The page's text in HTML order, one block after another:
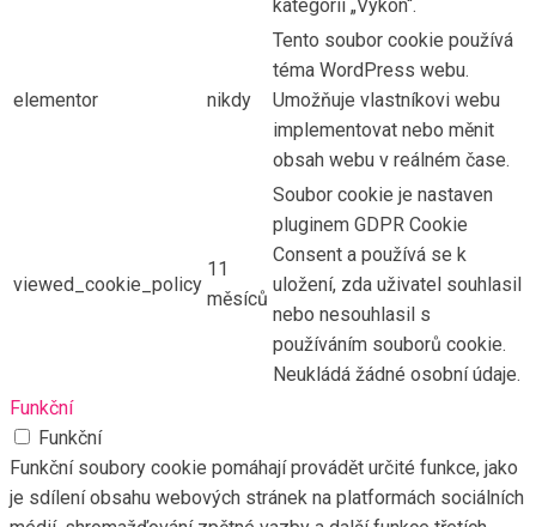
kategorii „Výkon“.
elementor nikdy
Tento soubor cookie používá
téma WordPress webu.
Umožňuje vlastníkovi webu
implementovat nebo měnit
obsah webu v reálném čase.
viewed_cookie_policy
11
měsíců
Soubor cookie je nastaven
pluginem GDPR Cookie
Consent a používá se k
uložení, zda uživatel souhlasil
nebo nesouhlasil s
používáním souborů cookie.
Neukládá žádné osobní údaje.
Funkční
Funkční
Funkční soubory cookie pomáhají provádět určité funkce, jako
je sdílení obsahu webových stránek na platformách sociálních